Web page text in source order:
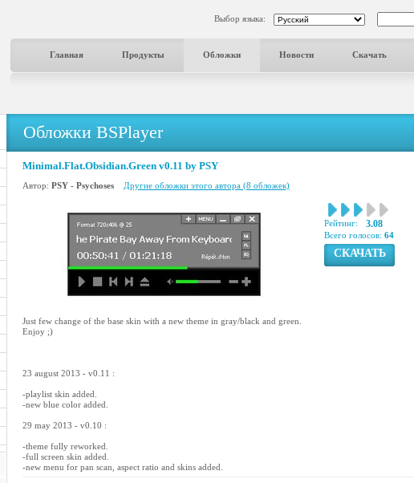
Выбор языка:
Главная Продукты Обложки Новости Скачать
Обложки BSPlayer
Minimal.Flat.Obsidian.Green v0.11 by PSY
Автор: PSY - Psychoses Другие обложки этого автора (8 обложек)
Рейтинг: 3.08
Всего голосов: 64
СКАЧАТЬ
Just few change of the base skin with a new theme in gray/black and green.
Enjoy ;)
23 august 2013 - v0.11 :
-playlist skin added.
-new blue color added.
29 may 2013 - v0.10 :
-theme fully reworked.
-full screen skin added.
-new menu for pan scan, aspect ratio and skins added.